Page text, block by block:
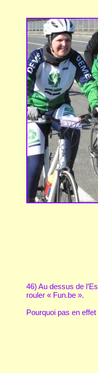
46) Au dessus de
rouler « Fun.be ».
Pourquoi pas en effet